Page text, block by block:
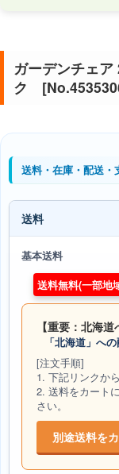
ガーデンチェ
ク
送料・在庫・配送・
送料
基本送料
送料無料(一部地
【重要：北海道
「北海道」へ
[注文手順]
1. 下記リンクか
2. 送料をカート
さい。
別途送料を